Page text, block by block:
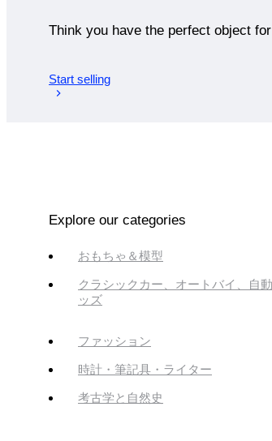
Think you have the perfect object
Start selling
Explore our categories
おもちゃ＆模型
クラシックカー、オートバイ、自
ッズ
ファッション
時計・筆記具・ライター
考古学と自然史